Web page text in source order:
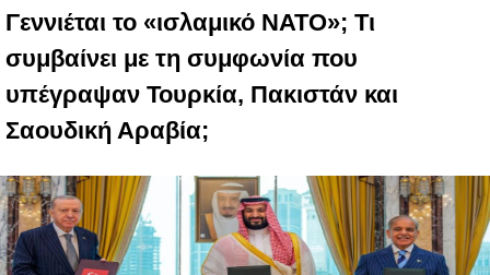
Γεννιέται το «ισλαμικό ΝΑΤΟ»; Τι
συμβαίνει με τη συμφωνία που
υπέγραψαν Τουρκία, Πακιστάν και
Σαουδική Αραβία;